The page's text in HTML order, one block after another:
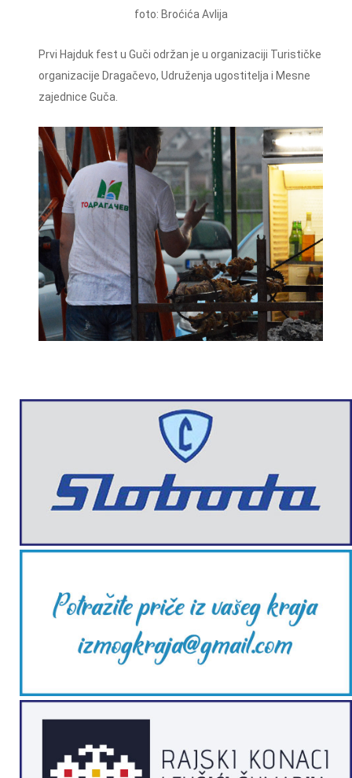
foto: Broćića Avlija
Prvi Hajduk fest u Guči održan je u organizaciji Turističke
organizacije Dragačevo, Udruženja ugostitelja i Mesne
zajednice Guča.